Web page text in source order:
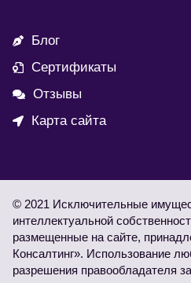
Блог
Сертификаты
Отзывы
Карта сайта
© 2021 Исключительные
интеллектуальной
размещенные на сайте,
Консалтинг». Использование
разрешения правообладателя